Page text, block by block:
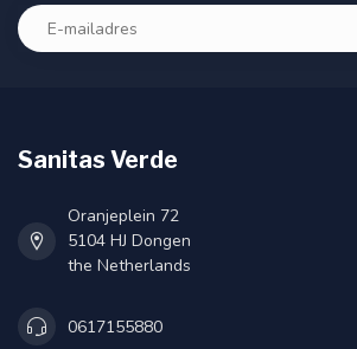
Sanitas Verde
Oranjeplein 72
5104 HJ Dongen
the Netherlands
0617155880